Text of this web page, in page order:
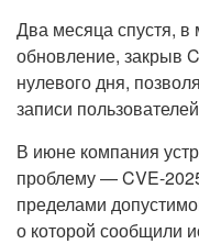
Два месяца спустя,
обновление, закрыв
нулевого дня,
записи
В июне компания
проблему — CVE-
пределами
о которой сообщили